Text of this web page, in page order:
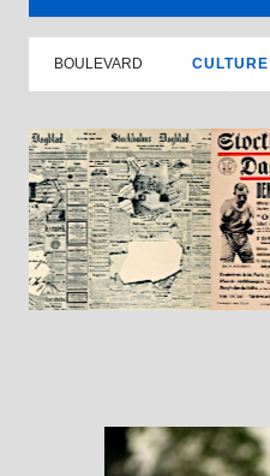
BOULEVARD CULTURE